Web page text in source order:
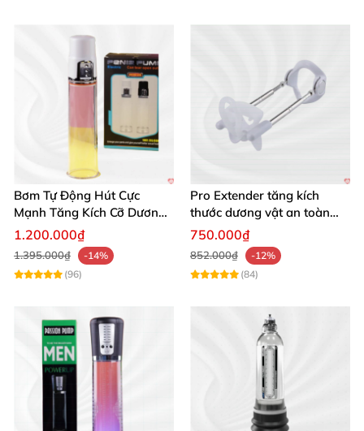
Bơm Tự Động Hút Cực
Mạnh Tăng Kích Cỡ Dương
Vật Hiệu Quả
1.200.000₫
1.395.000₫
-14%
(96)
Pro Extender tăng kích
thước dương vật an toàn
hiệu quả
750.000₫
852.000₫
-12%
(84)